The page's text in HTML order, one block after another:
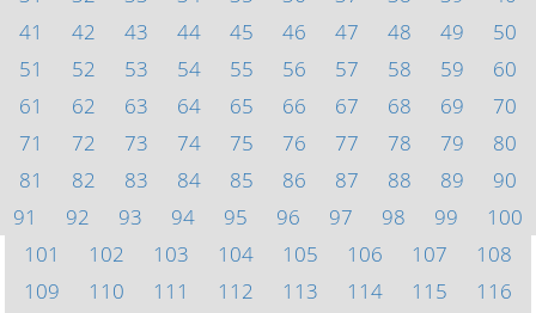
41
42 43 44 45 46 47 48 49
50
51
52 53 54 55 56 57 58 59
60
61
62 63 64 65 66 67 68 69
70
71
72 73 74 75 76 77 78 79
80
81
82 83 84 85 86 87 88 89
90
91
92 93 94 95 96 97 98 99
100
101
102 103 104 105 106 107
108
109
110 111 112 113 114 115
116